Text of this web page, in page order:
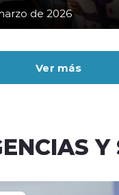
Ver más
de 2026